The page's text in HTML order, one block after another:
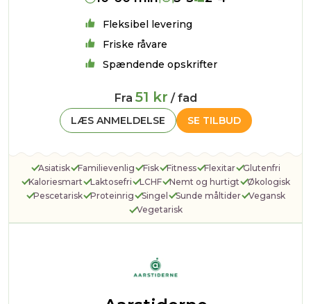
Fleksibel levering
Friske råvare
Spændende opskrifter
Fra 51 kr / fad
SE TILBUD
LÆS ANMELDELSE
Asiatisk Familievenlig Fisk Fitness Flexitar
Glutenfri
Kaloriesmart
Laktosefri LCHF Nemt og hurtigt
Økologisk
Pescetarisk
Proteinrig Singel Sunde måltider
Vegansk
Vegetarisk